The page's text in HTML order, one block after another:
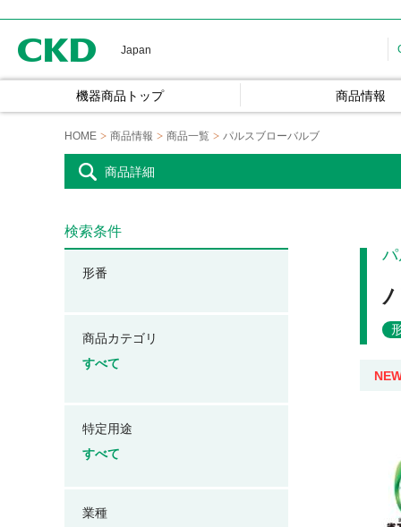
Japan
機器商品トップ 商品情報
HOME 商品情報 商品一覧 パルスブローバルブ
商品詳細
検索条件
形番
商品カテゴリ
すべて
特定用途
すべて
業種